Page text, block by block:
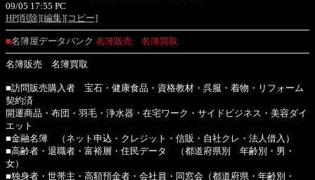
09/05 17:55 PC
HP[削除][編集][コピー]
■名簿屋データバンク 名簿販売 名簿買取
名簿販売 名簿買取
■訪問販売購入者 宝石・健康食品・資格教材・呉服・着物・リフォーム
契約済
開運商品・布団・羽毛・浄水器・在宅ワーク・サイドビジネス・美容ダイ
エット
■金融名簿 （ネット申込・クレジット・信販・自社クレ・法人借入）
■高齢者・退職者・富裕層・住民データ （都道府県別 年齢別・男・
女）
■独身者・世帯主・高額預金者・会社員・同窓会（都道府県・年齢別・